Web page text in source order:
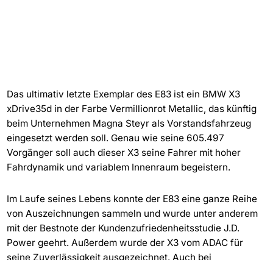
Das ultimativ letzte Exemplar des E83 ist ein BMW X3
xDrive35d in der Farbe Vermillionrot Metallic, das künftig
beim Unternehmen Magna Steyr als Vorstandsfahrzeug
eingesetzt werden soll. Genau wie seine 605.497
Vorgänger soll auch dieser X3 seine Fahrer mit hoher
Fahrdynamik und variablem Innenraum begeistern.
Im Laufe seines Lebens konnte der E83 eine ganze Reihe
von Auszeichnungen sammeln und wurde unter anderem
mit der Bestnote der Kundenzufriedenheitsstudie J.D.
Power geehrt. Außerdem wurde der X3 vom ADAC für
seine Zuverlässigkeit ausgezeichnet. Auch bei